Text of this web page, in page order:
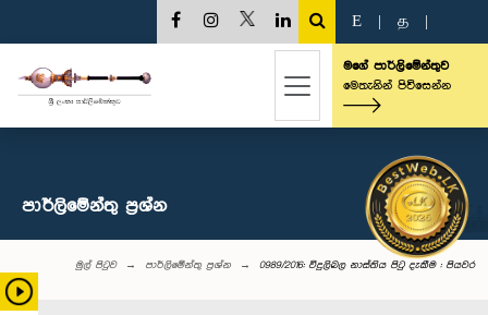
E த
මගේ පාර්ලිමේන්තුව
මෙතැනින් පිවිසෙන්න
පාර්ලි‌මේන්තු‌ ප්‍රශ්න
මුල් පිටුව පාර්ලි‌මේන්තු‌ ප්‍රශ්න 0989/2016: විදුලිබල නාස්තිය පිටු දැකීම : පියවර